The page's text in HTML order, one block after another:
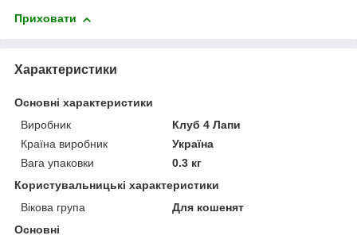
Приховати
Характеристики
Основні характеристики
Виробник
Клуб 4 Лапи
Країна виробник
Україна
Вага упаковки
0.3 кг
Користувальницькі характеристики
Вікова група
Для кошенят
Основні